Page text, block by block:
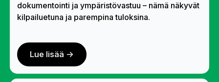
dokumentointi ja ympäristövastuu – nämä näkyvät
kilpailuetuna ja parempina tuloksina.
Lue lisää ->